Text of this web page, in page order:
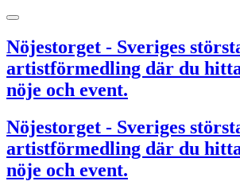
Nöjestorget - Sveriges
artistförmedling där du
nöje och event.
Nöjestorget - Sveriges
artistförmedling där du
nöje och event.